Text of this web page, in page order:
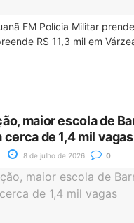
FM Polícia Militar
R$ 11,3 mil em
maior escola de
de 1,4 mil vagas
8 de julho de 2026 0